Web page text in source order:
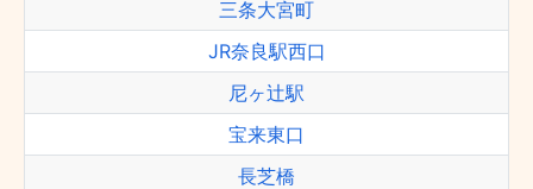
三条大宮町
JR奈良駅西口
尼ヶ辻駅
宝来東口
長芝橋